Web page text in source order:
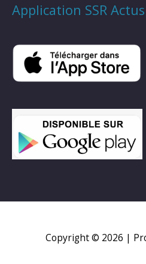
Application SSR Actus
Copyright © 2026 |